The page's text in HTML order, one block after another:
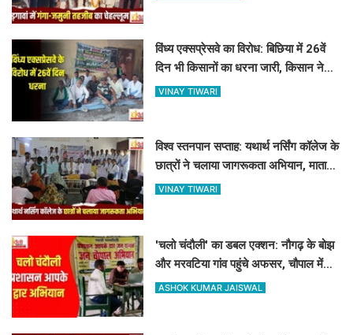
विंध्य एक्सप्रेसवे का विरोध: बिछिया में 26वें
दिन भी किसानों का धरना जारी, किसान नेता
5 दिनों से नजरबंद
VINAY TIWARI
विश्व स्तनपान सप्ताह: यथार्थ नर्सिंग कॉलेज के
छात्रों ने चलाया जागरूकता अभियान, माताओं
को बताए स्तनपान के लाभ
VINAY TIWARI
'चलो चंदौली' का डबल एक्शन: नौगढ़ के बोझ
और मरवटिया गांव पहुंचे अफसर, चौपाल में
सुनीं जनसमस्याएं
ASHOK KUMAR JAISWAL